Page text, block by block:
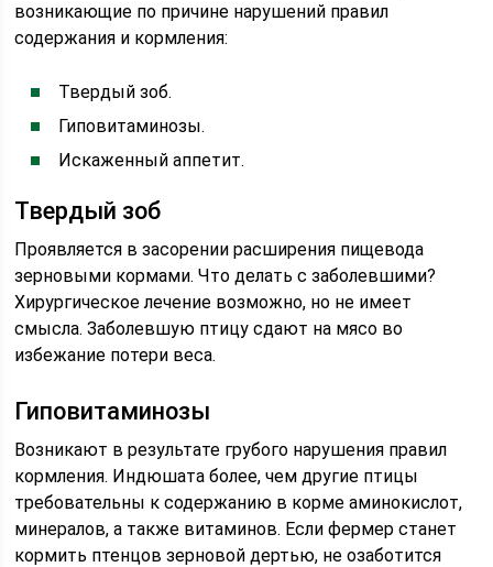
возникающие по причине нарушений правил
содержания и кормления:
Твердый зоб.
Гиповитаминозы.
Искаженный аппетит.
Твердый зоб
Проявляется в засорении расширения пищевода
зерновыми кормами. Что делать с заболевшими?
Хирургическое лечение возможно, но не имеет
смысла. Заболевшую птицу сдают на мясо во
избежание потери веса.
Гиповитаминозы
Возникают в результате грубого нарушения правил
кормления. Индюшата более, чем другие птицы
требовательны к содержанию в корме аминокислот,
минералов, а также витаминов. Если фермер станет
кормить птенцов зерновой дертью, не озаботится